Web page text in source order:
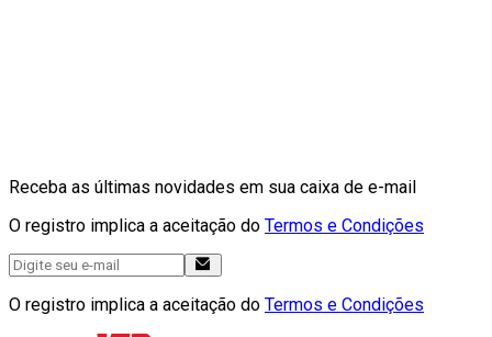
Receba as últimas novidades em sua caixa de e-mail
O registro implica a aceitação do Termos e Condições
O registro implica a aceitação do Termos e Condições